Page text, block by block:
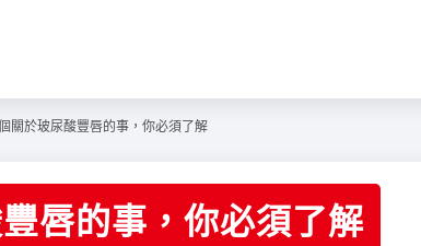
關於玻尿酸豐唇的事，你必須了解
唇的事，你必須了解